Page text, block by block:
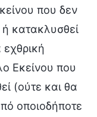
που δεν
κατακλυσθεί
Εκείνου που
(ούτε και θα
οποιοδήποτε